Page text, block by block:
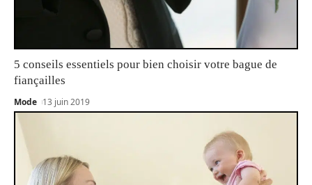
5 conseils essentiels pour bien choisir votre bague de
fiançailles
Mode 13 juin 2019